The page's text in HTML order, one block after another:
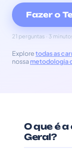
Fazer o
21 perguntas · 3
Exploretodas as
nossa metodologia
O que é
Geral?